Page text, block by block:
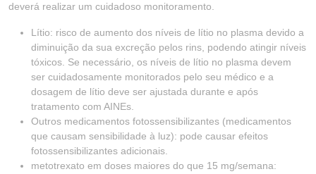
deverá realizar um cuidadoso monitoramento.
Lítio: risco de aumento dos níveis de lítio no plasma devido a
diminuição da sua excreção pelos rins, podendo atingir níveis
tóxicos. Se necessário, os níveis de lítio no plasma devem
ser cuidadosamente monitorados pelo seu médico e a
dosagem de lítio deve ser ajustada durante e após
tratamento com AINEs.
Outros medicamentos fotossensibilizantes (medicamentos
que causam sensibilidade à luz): pode causar efeitos
fotossensibilizantes adicionais.
metotrexato em doses maiores do que 15 mg/semana: